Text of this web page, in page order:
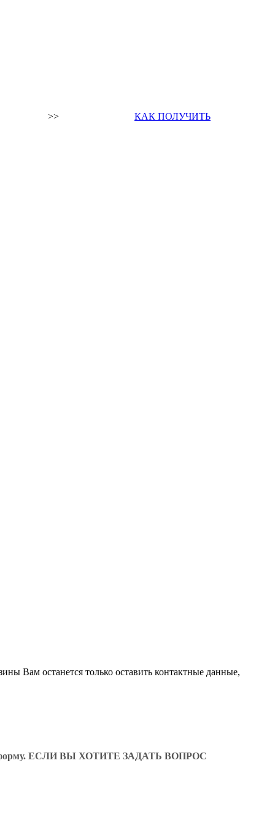
>> КАК ПОЛУЧИТЬ
Вам останется только оставить контактные данные,
форму. ЕСЛИ ВЫ ХОТИТЕ ЗАДАТЬ ВОПРОС